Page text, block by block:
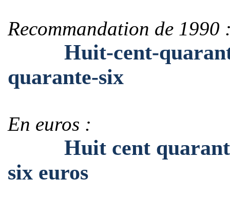
Recommandation de 1990
Huit-cent-
quarante-six
En euros :
Huit cent quarante
six euros